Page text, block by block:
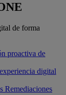
de forma
proactiva de
digital
Remediaciones